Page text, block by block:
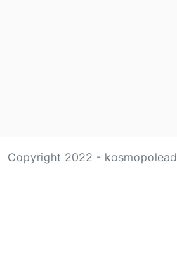
Copyright 2022 - kosmopolead